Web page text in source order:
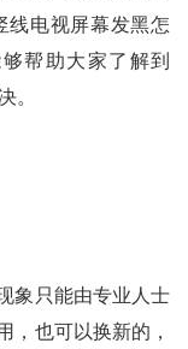
线电视屏幕发黑怎
帮助大家了解到
。
象只能由专业人士
，也可以换新的，